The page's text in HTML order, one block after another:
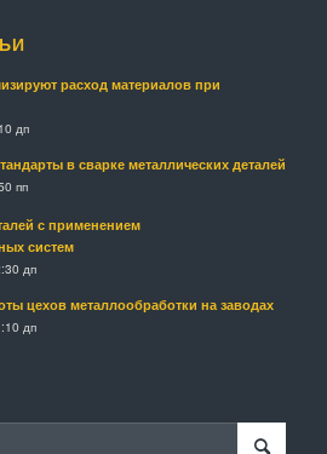
расход материалов при
дп
в сварке металлических деталей
пп
с применением
систем
дп
цехов металлообработки на заводах
дп